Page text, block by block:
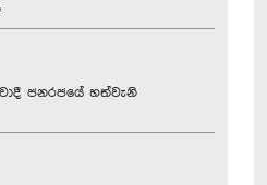
ජනරජයේ හත්වැනි